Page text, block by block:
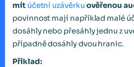
mít účetní uzávěrku ověřenou
povinnost mají například malé
dosáhly nebo přesáhly jednu z
případně dosáhly dvou hranic.
Příklad: